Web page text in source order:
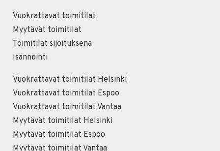
Vuokrattavat toimitilat
Myytävät toimitilat
Toimitilat sijoituksena
Isännöinti
Vuokrattavat toimitilat Helsinki
Vuokrattavat toimitilat Espoo
Vuokrattavat toimitilat Vantaa
Myytävät toimitilat Helsinki
Myytävät toimitilat Espoo
Myytävät toimitilat Vantaa